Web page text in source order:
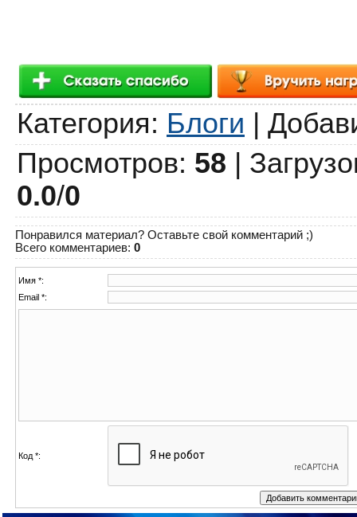
Категория: Блоги |
Просмотров: 58 |
0.0/0
Понравился материал? Оставьте свой комментарий ;)
Всего комментариев: 0
Имя *:
Email *:
Код *: